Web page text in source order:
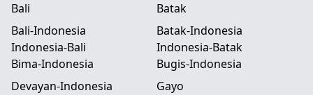
Bali
Bali-Indonesia
Indonesia-Bali
Batak
Batak-Indonesia
Indonesia-Batak
Bima-Indonesia
Bugis-Indonesia
Devayan-Indonesia
Gayo